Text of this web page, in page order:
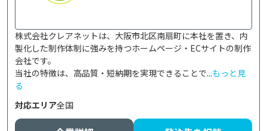
株式会社クレアネットは、大阪市北区南扇町に本社を置き、内
製化した制作体制に強みを持つホームページ・ECサイトの制作
会社です。
当社の特徴は、高品質・短納期を実現できることで...もっと見
る
対応エリア全国